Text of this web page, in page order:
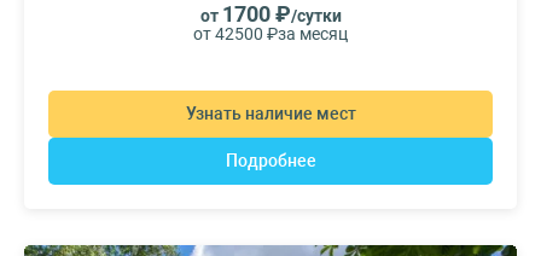
от 1700 ₽/сутки
от 42500 ₽за месяц
Узнать наличие мест
Подробнее